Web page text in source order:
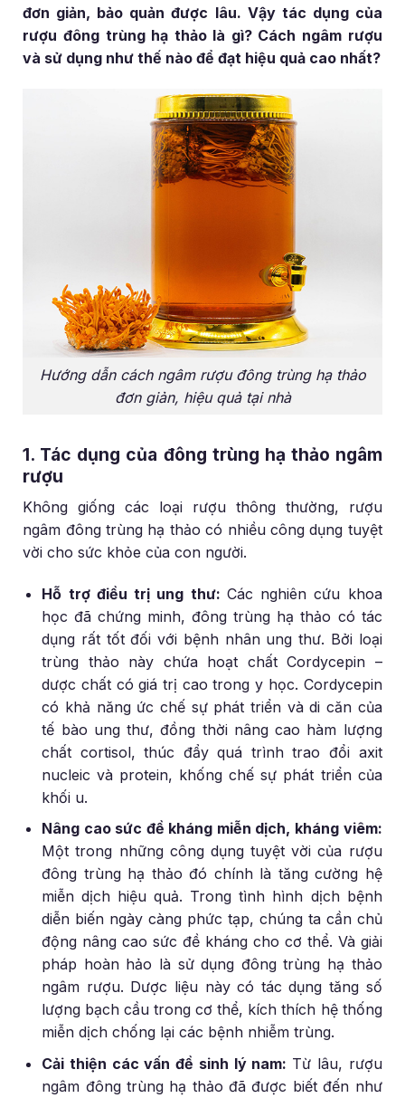
đơn giản, bảo quản được lâu. Vậy tác dụng của
rượu đông trùng hạ thảo là gì? Cách ngâm rượu
và sử dụng như thế nào để đạt hiệu quả cao nhất?
Hướng dẫn cách ngâm rượu đông trùng hạ thảo
đơn giản, hiệu quả tại nhà
1. Tác dụng của đông trùng hạ thảo ngâm
rượu
Không giống các loại rượu thông thường, rượu
ngâm đông trùng hạ thảo có nhiều công dụng tuyệt
vời cho sức khỏe của con người.
Hỗ trợ điều trị ung thư: Các nghiên cứu khoa
học đã chứng minh, đông trùng hạ thảo có tác
dụng rất tốt đối với bệnh nhân ung thư. Bởi loại
trùng thảo này chứa hoạt chất Cordycepin –
dược chất có giá trị cao trong y học. Cordycepin
có khả năng ức chế sự phát triển và di căn của
tế bào ung thư, đồng thời nâng cao hàm lượng
chất cortisol, thúc đẩy quá trình trao đổi axit
nucleic và protein, khống chế sự phát triển của
khối u.
Nâng cao sức đề kháng miễn dịch, kháng viêm:
Một trong những công dụng tuyệt vời của rượu
đông trùng hạ thảo đó chính là tăng cường hệ
miễn dịch hiệu quả. Trong tình hình dịch bệnh
diễn biến ngày càng phức tạp, chúng ta cần chủ
động nâng cao sức đề kháng cho cơ thể. Và giải
pháp hoàn hảo là sử dụng đông trùng hạ thảo
ngâm rượu. Dược liệu này có tác dụng tăng số
lượng bạch cầu trong cơ thể, kích thích hệ thống
miễn dịch chống lại các bệnh nhiễm trùng.
Cải thiện các vấn đề sinh lý nam: Từ lâu, rượu
ngâm đông trùng hạ thảo đã được biết đến như